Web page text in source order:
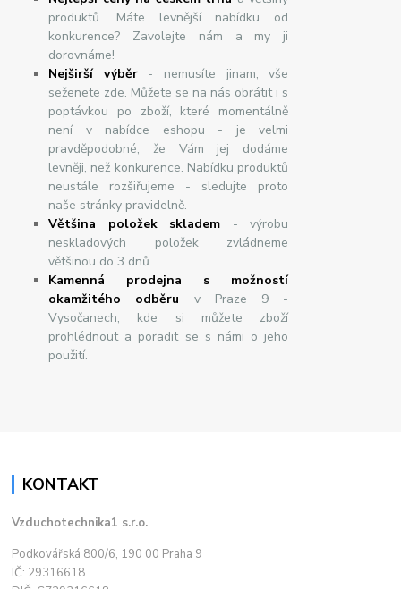
produktů. Máte levnější nabídku od
konkurence? Zavolejte nám a my ji
dorovnáme!
Nejširšívýběr- nemusíte jinam, vše
seženete zde. Můžete se na nás obrátit i s
poptávkou po zboží, které momentálně
není v nabídce eshopu - je velmi
pravděpodobné, že Vám jej dodáme
levněji, než konkurence. Nabídku produktů
neustále rozšiřujeme - sledujte proto
naše stránky pravidelně.
Většina položek skladem - výrobu
neskladových položek zvládneme
většinou do 3 dnů.
Kamenná prodejna s možností
okamžitého odběru v Praze 9 -
Vysočanech, kde si můžete zboží
prohlédnout a poradit se s námi o jeho
použití.
KONTAKT
Vzduchotechnika1 s.r.o.
Podkovářská 800/6, 190 00 Praha 9
IČ: 29316618